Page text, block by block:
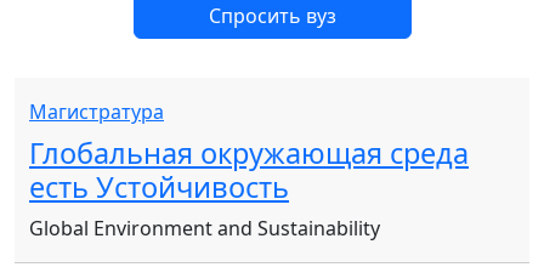
Спросить вуз
Магистратура
Глобальная окружающая среда
есть Устойчивость
Global Environment and Sustainability